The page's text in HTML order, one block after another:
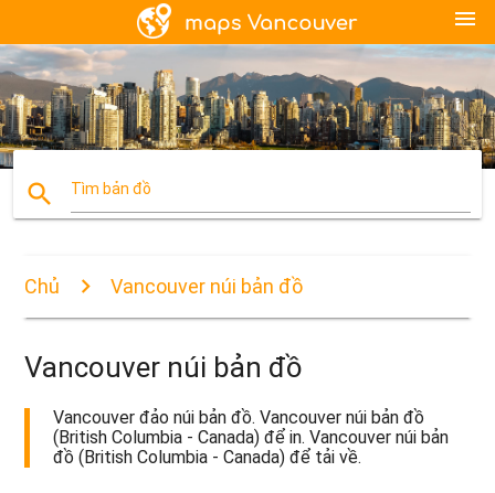
menu
search Tìm bản đồ
Chủ Vancouver núi bản đồ
Vancouver núi bản đồ
Vancouver đảo núi bản đồ. Vancouver núi bản đồ
(British Columbia - Canada) để in. Vancouver núi bản
đồ (British Columbia - Canada) để tải về.